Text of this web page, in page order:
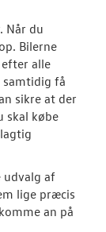
VÆRKSTED
TILBEHØR
OM OS
Når du
Bilerne
alle
samtidig få
sikre at der
skal købe
udvalg af
lige præcis
an på